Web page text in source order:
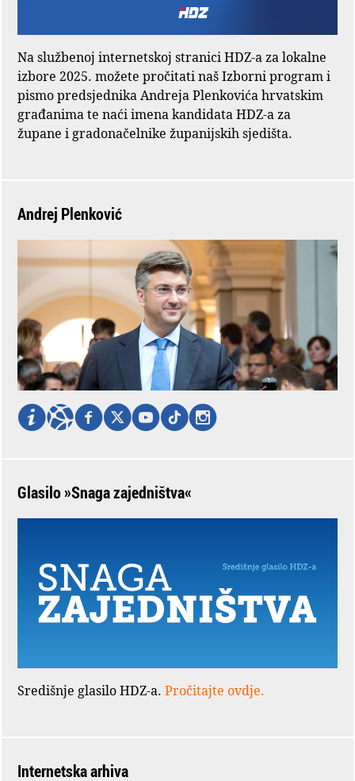
Na službenoj internetskoj stranici HDZ-a za lokalne
izbore 2025. možete pročitati naš Izborni program i
pismo predsjednika Andreja Plenkovića hrvatskim
građanima te naći imena kandidata HDZ-a za
župane i gradonačelnike županijskih sjedišta.
Andrej Plenković
Glasilo »Snaga zajedništva«
Središnje glasilo HDZ-a. Pročitajte ovdje.
Internetska arhiva